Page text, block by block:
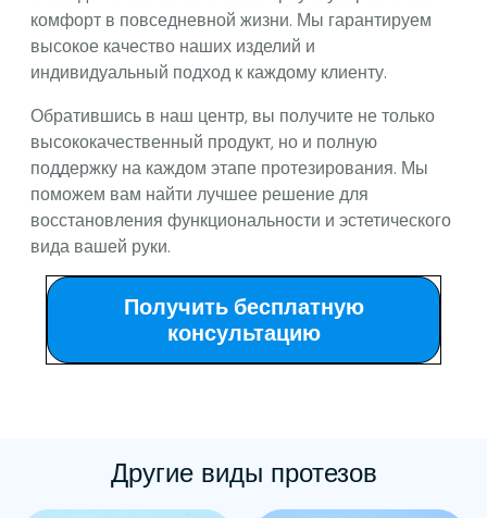
комфорт в повседневной жизни. Мы гарантируем
высокое качество наших изделий и
индивидуальный подход к каждому клиенту.
Обратившись в наш центр, вы получите не только
высококачественный продукт, но и полную
поддержку на каждом этапе протезирования. Мы
поможем вам найти лучшее решение для
восстановления функциональности и эстетического
вида вашей руки.
Получить бесплатную
консультацию
Другие виды протезов